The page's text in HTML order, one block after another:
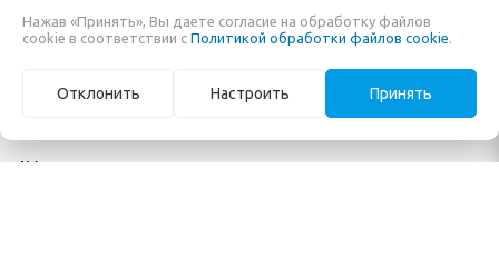
Экраны для проектора
Мониторы и панели
AV-коммутация
О компании
покупке
Нажав «Принять», Вы даете согласие на обработку файлов
cookie в соответствии с Политикой обработки файлов cookie.
Отклонить Настроить Принять